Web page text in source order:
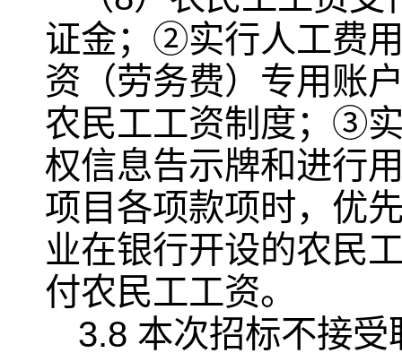
证金；②实行人工费
资（劳务费）专用账
农民工工资制度；③
权信息告示牌和进行
项目各项款项时，优
业在银行开设的农民
付农民工工资。
3.8 本次招标不接